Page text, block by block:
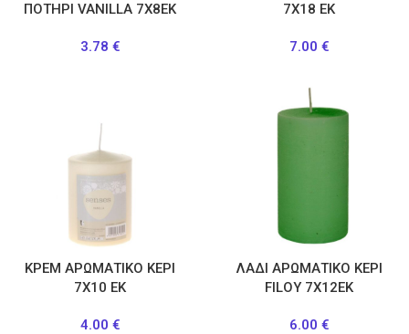
ΠΟΤΗΡΙ VANILLA 7X8EK
3.78 €
7Χ18 ΕΚ
7.00 €
ΚΡΕΜ ΑΡΩΜΑΤΙΚΟ ΚΕΡΙ
7Χ10 ΕΚ
4.00 €
ΛΑΔΙ ΑΡΩΜΑΤΙΚΟ ΚΕΡΙ
FILOY 7Χ12ΕΚ
6.00 €